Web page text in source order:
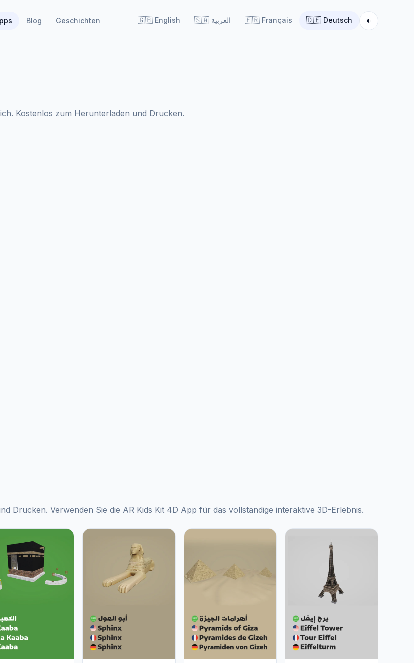
Blog Geschichten 🇬🇧 English 🇸🇦 العربية 🇫🇷 Français 🇩🇪 Deutsch ◐
Kostenlos zum Herunterladen und Drucken.
Drucken. Verwenden Sie die AR Kids Kit 4D App für das vollständige interaktive 3D-Erlebnis.